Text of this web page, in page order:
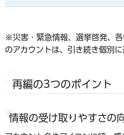
※災害・緊急情報、選挙啓発、
のアカウントは、引き続き個別に
再編の3つのポイント
情報の受け取りやすさの